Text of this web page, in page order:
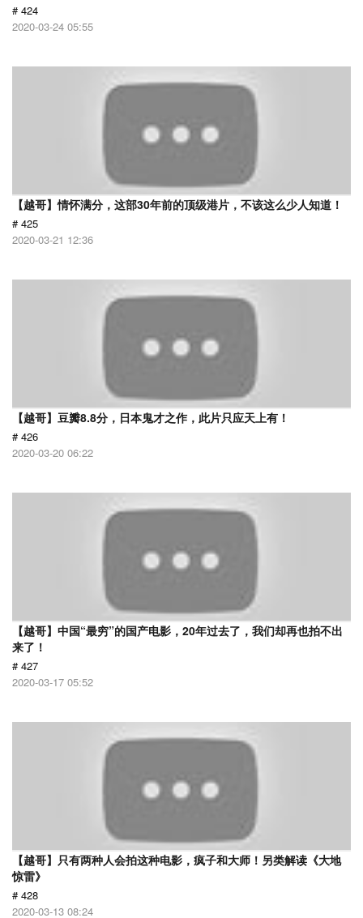
# 424
2020-03-24 05:55
【越哥】情怀满分，这部30年前的顶级港片，不该这么少人知道！
# 425
2020-03-21 12:36
【越哥】豆瓣8.8分，日本鬼才之作，此片只应天上有！
# 426
2020-03-20 06:22
【越哥】中国“最穷”的国产电影，20年过去了，我们却再也拍不出
来了！
# 427
2020-03-17 05:52
【越哥】只有两种人会拍这种电影，疯子和大师！另类解读《大地
惊雷》
# 428
2020-03-13 08:24